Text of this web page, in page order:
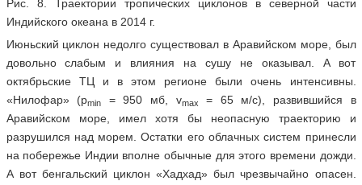
Рис. 8. Траектории тропических циклонов в северной части
Индийского океана в 2014 г.
Июньский циклон недолго существовал в Аравийском море, был
довольно слабым и влияния на сушу не оказывал. А вот
октябрьские ТЦ и в этом регионе были очень интенсивны.
«Нилофар» (pmin = 950 мб, vmax
= 65 м/с), развившийся в
Аравийском море, имел хотя бы неопасную траекторию и
разрушился над морем. Остатки его облачных систем принесли
на побережье Индии вполне обычные для этого времени дожди.
А вот бенгальский циклон «Хадхад» был чрезвычайно опасен.